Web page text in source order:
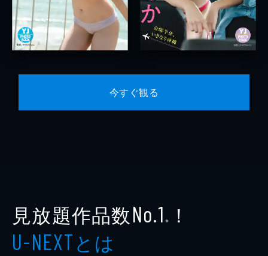
今すぐ観る
見放題作品数No.1 ※ ！
U-NEXTとは